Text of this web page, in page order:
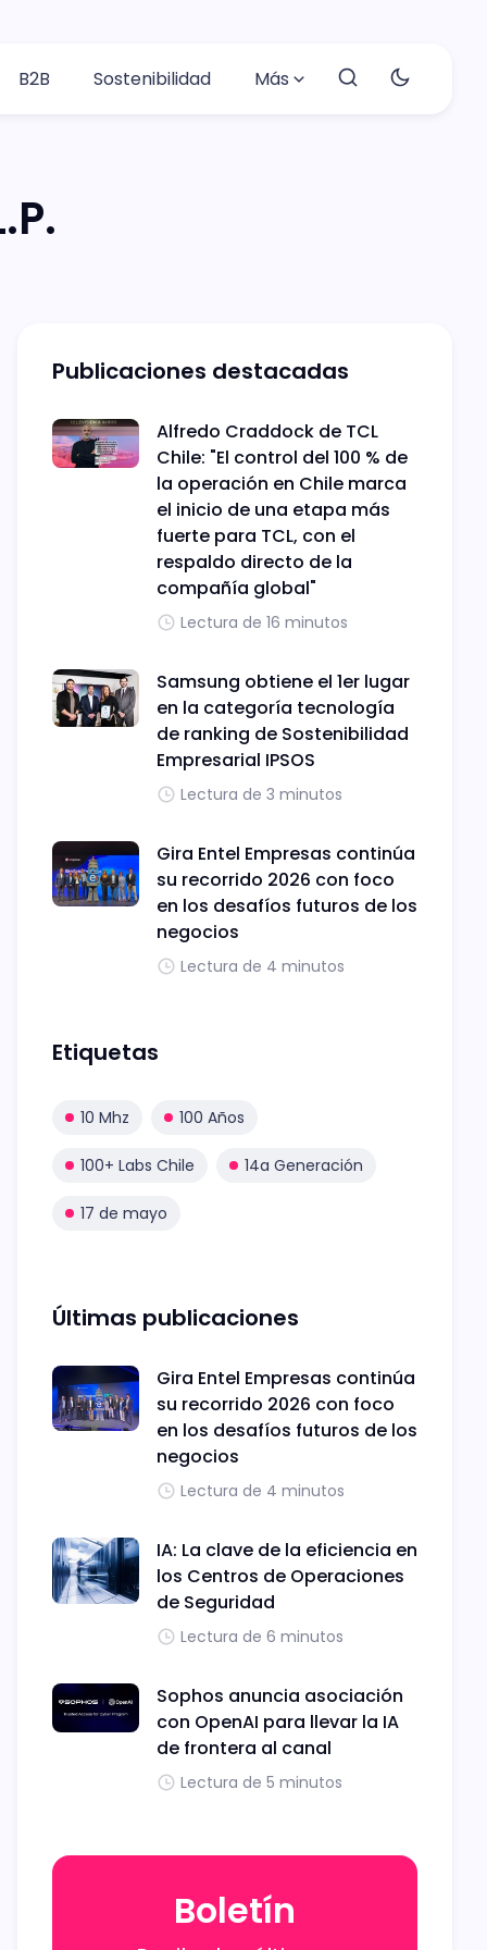
B2B Sostenibilidad Más
Publicaciones destacadas
Alfredo Craddock de TCL
Chile: "El control del 100 % de
la operación en Chile marca
el inicio de una etapa más
fuerte para TCL, con el
respaldo directo de la
compañía global"
Lectura de 16 minutos
Samsung obtiene el 1er lugar
en la categoría tecnología
de ranking de Sostenibilidad
Empresarial IPSOS
Lectura de 3 minutos
Gira Entel Empresas continúa
su recorrido 2026 con foco
en los desafíos futuros de los
negocios
Lectura de 4 minutos
Etiquetas
10 Mhz 100 Años
100+ Labs Chile 14a Generación
17 de mayo
Últimas publicaciones
Gira Entel Empresas continúa
su recorrido 2026 con foco
en los desafíos futuros de los
negocios
Lectura de 4 minutos
IA: La clave de la eficiencia en
los Centros de Operaciones
de Seguridad
Lectura de 6 minutos
Sophos anuncia asociación
con OpenAI para llevar la IA
de frontera al canal
Lectura de 5 minutos
Boletín